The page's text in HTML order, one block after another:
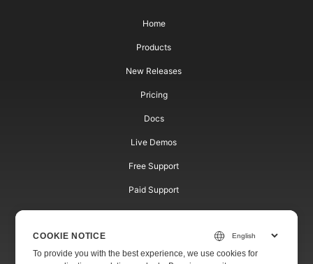
Home
Products
New Releases
Pricing
Docs
Live Demos
Free Support
Paid Support
Paid Consulting
Websites
COOKIE NOTICE
To provide you with the best experience, we use cookies for